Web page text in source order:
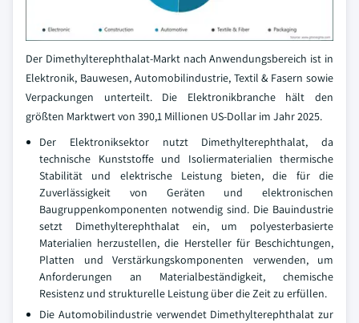
Der Dimethylterephthalat-Markt nach Anwendungsbereich ist in
Elektronik, Bauwesen, Automobilindustrie, Textil & Fasern sowie
Verpackungen unterteilt. Die Elektronikbranche hält den
größten Marktwert von 390,1 Millionen US-Dollar im Jahr 2025.
Der Elektroniksektor nutzt Dimethylterephthalat, da
technische Kunststoffe und Isoliermaterialien thermische
Stabilität und elektrische Leistung bieten, die für die
Zuverlässigkeit von Geräten und elektronischen
Baugruppenkomponenten notwendig sind. Die Bauindustrie
setzt Dimethylterephthalat ein, um polyesterbasierte
Materialien herzustellen, die Hersteller für Beschichtungen,
Platten und Verstärkungskomponenten verwenden, um
Anforderungen an Materialbeständigkeit, chemische
Resistenz und strukturelle Leistung über die Zeit zu erfüllen.
Die Automobilindustrie verwendet Dimethylterephthalat zur